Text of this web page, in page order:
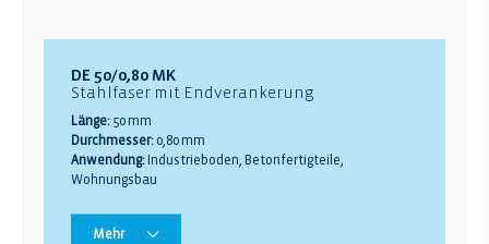
DE 50/0,80 MK
Stahlfaser mit Endverankerung
Länge: 50 mm
Durchmesser: 0,80 mm
Anwendung: Industrieboden, Betonfertigteile,
Wohnungsbau
Mehr